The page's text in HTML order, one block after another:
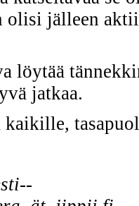
olisi jälleen
löytää
jatkaa.
kaikille,